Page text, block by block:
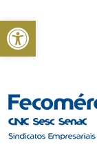
Abrir a barra de